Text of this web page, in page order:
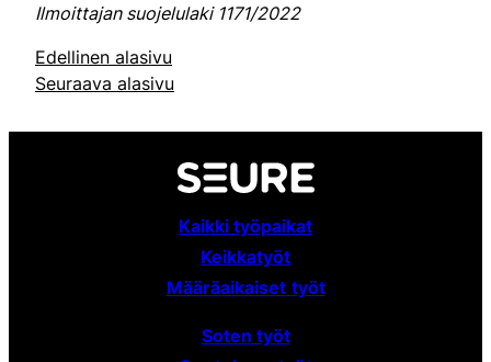
Ilmoittajan suojelulaki 1171/2022
Edellinen alasivu
Seuraava alasivu
Kaikki työpaikat
Keikkatyöt
Määräaikaiset työt
Soten työt